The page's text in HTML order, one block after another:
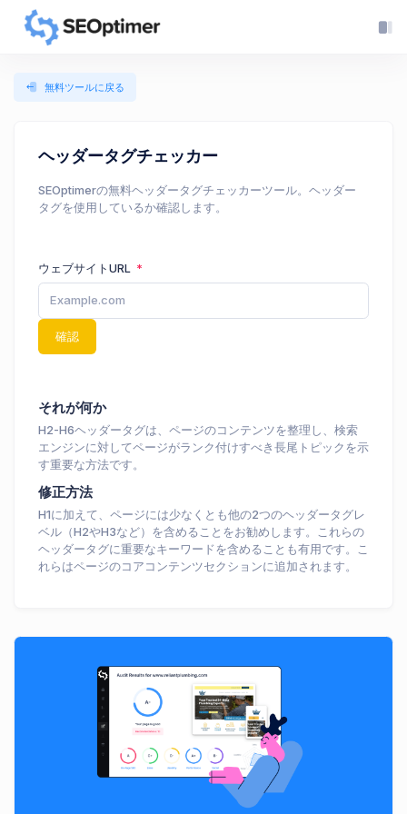
無料ツールに戻る
ヘッダータグチェッカー
SEOptimerの無料ヘッダータグチェッカーツール。ヘッダー
タグを使用しているか確認します。
ウェブサイトURL
確認
それが何か
H2-H6ヘッダータグは、ページのコンテンツを整理し、検索
エンジンに対してページがランク付けすべき長尾トピックを示
す重要な方法です。
修正方法
H1に加えて、ページには少なくとも他の2つのヘッダータグレ
ベル（H2やH3など）を含めることをお勧めします。これらの
ヘッダータグに重要なキーワードを含めることも有用です。こ
れらはページのコアコンテンツセクションに追加されます。